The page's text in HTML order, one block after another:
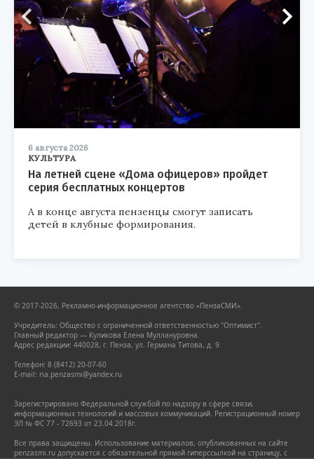
6 августа 2026
КУЛЬТУРА
На летней сцене «Дома офицеров» пройдет
серия бесплатных концертов
А в конце августа пензенцы смогут записать
детей в клубные формирования.
© 2017-2026, Рекламно-информационное агентство «ПензаСМИ».
Учредитель: Общество с ограниченной ответственностью "Оптимист".
Главный редактор — Куликова Елена Муллануровна.
Адрес редакции: 440028, г. Пенза, ул. Германа Титова, д. 9.
Телефон: 8 (8412) 20-07-60
E-mail: ria.penzasmi@yandex.ru
Зарегистрировано Федеральной службой по надзору в сфере связи,
информационных технологий и массовых коммуникаций. Регистрационный номер
ЭЛ № ФС 77 - 72693 от 23.04.2018г.
Все права защищены. Использование материалов, опубликованных на сайте
penzasmi.ru допускается с обязательной прямой гиперссылкой на страницу, с